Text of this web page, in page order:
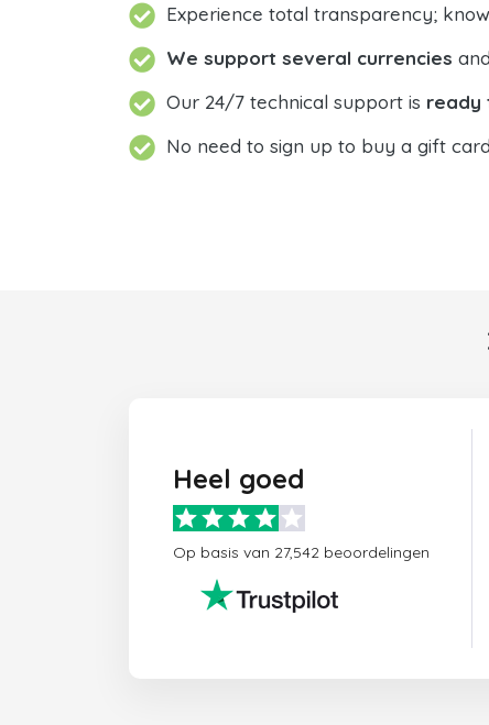
Experience total transparency;
We support several currencies
Our 24/7 technical support is ready
No need to sign up to buy a gift
Heel goed
Op basis van 27,542 beoordelingen